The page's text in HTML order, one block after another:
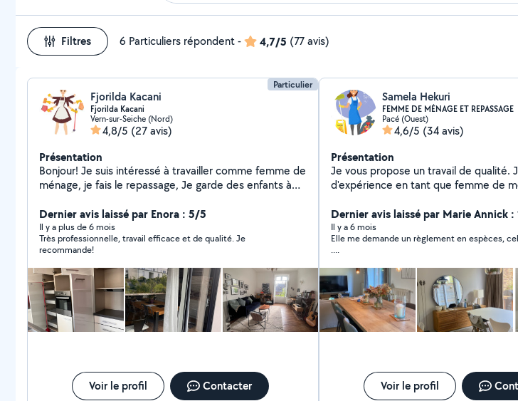
Filtres 6 Particuliers répondent- 4,7/5 (77 avis)
Particulier
Fjorilda Kacani
Fjorilda Kacani
Vern-sur-Seiche (Nord)
4,8/5 (27 avis)
Présentation
Bonjour! Je suis intéressé à travailler comme femme de
ménage, je fais le repassage, Je garde des enfants à
12ans. Je suis esthéticiens et je fais manucure et
pédicure. N'hésitez pas à me contacter. Merci
Dernier avis laissé par Enora : 5/5
Il y a plus de 6 mois
Très professionnelle, travail efficace et de qualité. Je
recommande!
Voir le profil Contacter
Samela Hekuri
FEMME DE MÉNAGE ET REPASSAGE
Pacé (Ouest)
4,6/5 (34 avis)
Présentation
Je vous propose un travail de qualité.
d'expérience en tant que femme de
de mon savoir-faire. Merci,Samela
Dernier avis laissé par Marie Annick :
Il y a 6 mois
Elle me demande un règlement en espèces,
....
Voir le profil